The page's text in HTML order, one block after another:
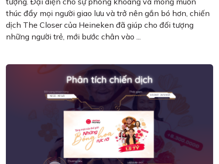
thúc đẩy mọi người giao lưu và trở nên gắn bó hơn, chiến
dịch The Closer của Heineken đã giúp cho đối tượng
những người trẻ, mới bước chân vào ...